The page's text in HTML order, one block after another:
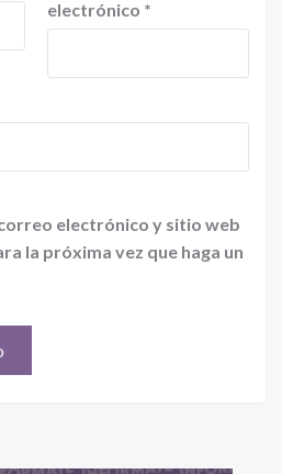
electrónico *
electrónico y sitio web
la próxima vez que haga un